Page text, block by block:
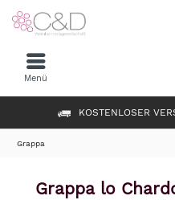
KOSTENLOSER
Menü
Grappa
Grappa lo